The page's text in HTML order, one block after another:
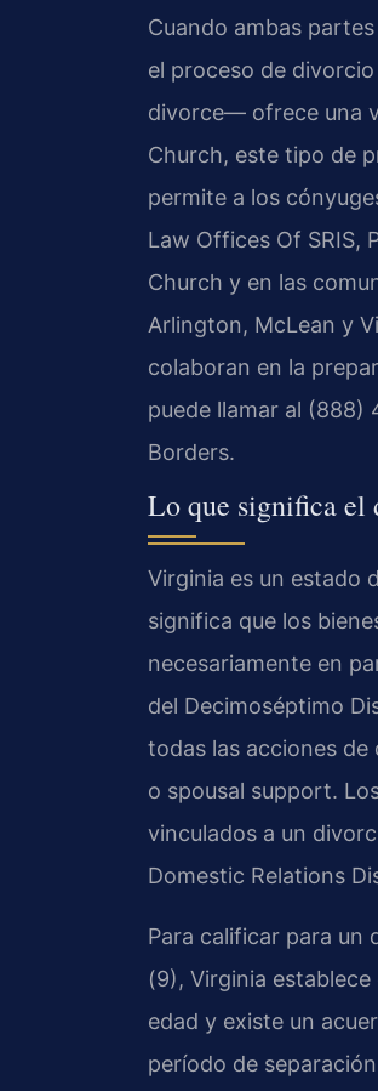
Cuando ambas
el proceso de
divorce— ofrece una
Church, este tipo de
permite a los
Law Offices Of SRIS,
Church y en las
Arlington, McLean y
colaboran en la
puede llamar al (888)
Borders.
Lo que significa el
Virginia es un estado
significa que los
necesariamente en
del Decimoséptimo
todas las acciones
o spousal support.
vinculados a un
Domestic Relations
Para calificar para un
(9), Virginia
edad y existe un
período de